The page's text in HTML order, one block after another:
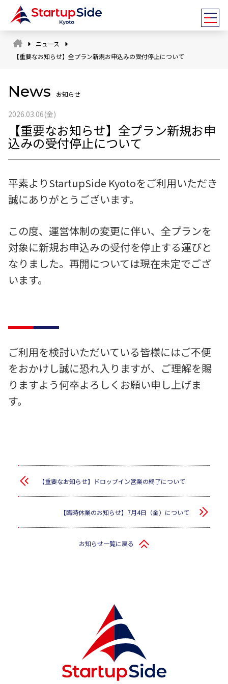
スタッフ
アドバイザー
ニュース
【重要なお知らせ】全プラン新規お申込みの受付停止について
News お知らせ
2026.03.06(金)
【重要なお知らせ】全プラン新規お申
込みの受付停止について
平素よりStartupSide Kyotoをご利用いただき
誠にありがとうございます。
この度、運営体制の変更に伴い、全プランを
対象に新規お申込みの受付を停止する運びと
なりました。再開については現在未定でござ
います。
ご利用を検討いただいている皆様にはご不便
をおかけし誠に恐れ入りますが、ご理解を賜
りますよう何卒よろしくお願い申し上げま
す。
【重要なお知らせ】ドロップイン営業の終了について
【臨時休業のお知らせ】7月4日（金）について
お知らせ一覧に戻る